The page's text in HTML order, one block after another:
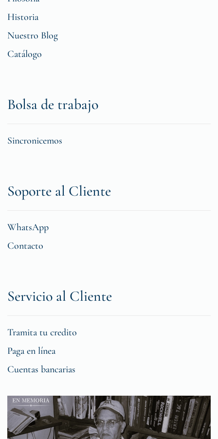
Historia
Nuestro Blog
Catálogo
Bolsa de trabajo
Sincronicemos
Soporte al Cliente
WhatsApp
Contacto
Servicio al Cliente
Tramita tu credito
Paga en línea
Cuentas bancarias